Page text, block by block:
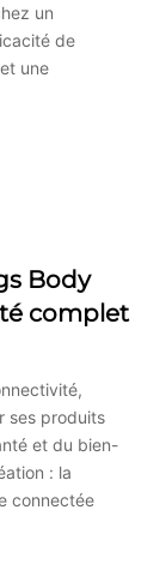
un
de
une
Body
complet
ses produits
et du bien-
: la
connectée